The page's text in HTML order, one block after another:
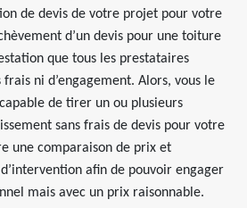
de devis de votre projet pour votre
d’un devis pour une toiture
que tous les prestataires
ni d’engagement. Alors, vous le
de tirer un ou plusieurs
sans frais de devis pour votre
une comparaison de prix et
afin de pouvoir engager
mais avec un prix raisonnable.